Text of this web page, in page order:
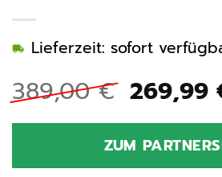
389,00€
Preis
war:
389,00
269,99
Lieferzeit: sofort
ZUM